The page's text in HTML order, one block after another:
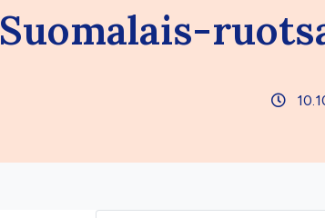
Suomalais-